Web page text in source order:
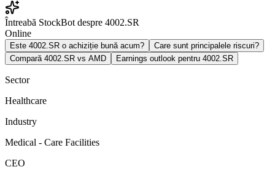
Întreabă StockBot despre 4002.SR
Online
Este 4002.SR o achiziție bună acum?
Care sunt principalele riscuri?
Compară 4002.SR vs AMD
Earnings outlook pentru 4002.SR
Sector
Healthcare
Industry
Medical - Care Facilities
CEO